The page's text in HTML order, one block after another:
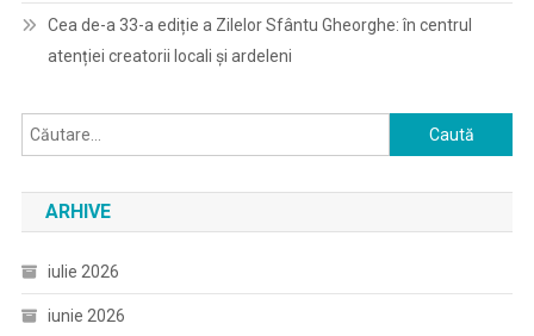
Cea de-a 33-a ediție a Zilelor Sfântu Gheorghe: în centrul
atenției creatorii locali și ardeleni
Caută
după:
ARHIVE
iulie 2026
iunie 2026